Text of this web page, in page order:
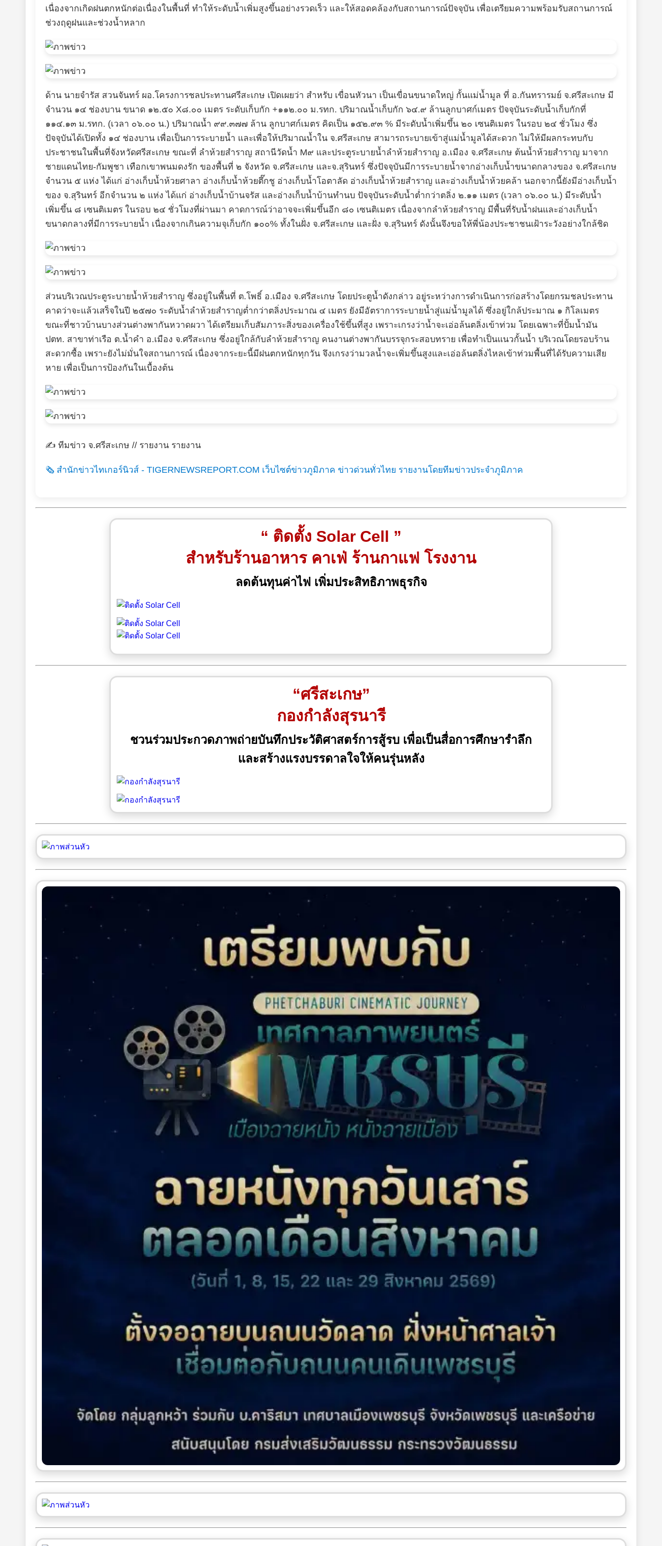
เนื่องจากเกิดฝนตกหนักต่อเนื่องในพื้นที่ ทำให้ระดับน้ำเพิ่มสูงขึ้นอย่างรวดเร็ว และให้สอดคล้องกับสถานการณ์ปัจจุบัน เพื่อเตรียมความพร้อมรับสถานการณ์
ช่วงฤดูฝนและช่วงน้ำหลาก
ด้าน นายจำรัส สวนจันทร์ ผอ.โครงการชลประทานศรีสะเกษ เปิดเผยว่า สำหรับ เขื่อนหัวนา เป็นเขื่อนขนาดใหญ่ กั้นแม่น้ำมูล ที่ อ.กันทรารมย์ จ.ศรีสะเกษ มี
จำนวน ๑๔ ช่องบาน ขนาด ๑๒.๕๐ X๘.๐๐ เมตร ระดับเก็บกัก +๑๑๒.๐๐ ม.รทก. ปริมาณน้ำเก็บกัก ๖๔.๙ ล้านลูกบาศก์เมตร ปัจจุบันระดับน้ำเก็บกักที่
๑๑๔.๑๓ ม.รทก. (เวลา ๐๖.๐๐ น.) ปริมาณน้ำ ๙๙.๓๗๗ ล้าน ลูกบาศก์เมตร คิดเป็น ๑๕๒.๙๓ % มีระดับน้ำเพิ่มขึ้น ๒๐ เซนติเมตร ในรอบ ๒๔ ชั่วโมง ซึ่ง
ปัจจุบันได้เปิดทั้ง ๑๔ ช่องบาน เพื่อเป็นการระบายน้ำ และเพื่อให้ปริมาณน้ำใน จ.ศรีสะเกษ สามารถระบายเข้าสู่แม่น้ำมูลได้สะดวก ไม่ให้มีผลกระทบกับ
ประชาชนในพื้นที่จังหวัดศรีสะเกษ ขณะที่ ลำห้วยสำราญ สถานีวัดน้ำ M๙ และประตูระบายน้ำลำห้วยสำราญ อ.เมือง จ.ศรีสะเกษ ต้นน้ำห้วยสำราญ มาจาก
ชายแดนไทย-กัมพูชา เทือกเขาพนมดงรัก ของพื้นที่ ๒ จังหวัด จ.ศรีสะเกษ และจ.สุรินทร์ ซึ่งปัจจุบันมีการระบายน้ำจากอ่างเก็บน้ำขนาดกลางของ จ.ศรีสะเกษ
จำนวน ๕ แห่ง ได้แก่ อ่างเก็บน้ำห้วยศาลา อ่างเก็บน้ำห้วยตึ๊กชู อ่างเก็บน้ำโอตาลัด อ่างเก็บน้ำห้วยสำราญ และอ่างเก็บน้ำห้วยคล้า นอกจากนี้ยังมีอ่างเก็บน้ำ
ของ จ.สุรินทร์ อีกจำนวน ๒ แห่ง ได้แก่ อ่างเก็บน้ำบ้านจรัส และอ่างเก็บน้ำบ้านทำนบ ปัจจุบันระดับน้ำต่ำกว่าตลิ่ง ๒.๑๑ เมตร (เวลา ๐๖.๐๐ น.) มีระดับน้ำ
เพิ่มขึ้น ๘ เซนติเมตร ในรอบ ๒๔ ชั่วโมงที่ผ่านมา คาดการณ์ว่าอาจจะเพิ่มขึ้นอีก ๘๐ เซนติเมตร เนื่องจากลำห้วยสำราญ มีพื้นที่รับน้ำฝนและอ่างเก็บน้ำ
ขนาดกลางที่มีการระบายน้ำ เนื่องจากเกินความจุเก็บกัก ๑๐๐% ทั้งในฝั่ง จ.ศรีสะเกษ และฝั่ง จ.สุรินทร์ ดังนั้นจึงขอให้พี่น้องประชาชนเฝ้าระวังอย่างใกล้ชิด
ส่วนบริเวณประตูระบายน้ำห้วยสำราญ ซึ่งอยู่ในพื้นที่ ต.โพธิ์ อ.เมือง จ.ศรีสะเกษ โดยประตูน้ำดังกล่าว อยู่ระหว่างการดำเนินการก่อสร้างโดยกรมชลประทาน
คาดว่าจะแล้วเสร็จในปี ๒๕๗๐ ระดับน้ำลำห้วยสำราญต่ำกว่าตลิ่งประมาณ ๔ เมตร ยังมีอัตราการระบายน้ำสู่แม่น้ำมูลได้ ซึ่งอยู่ใกล้ประมาณ ๑ กิโลเมตร
ขณะที่ชาวบ้านบางส่วนต่างพากันหวาดผวา ได้เตรียมเก็บสัมภาระสิ่งของเครื่องใช้ขึ้นที่สูง เพราะเกรงว่าน้ำจะเอ่อล้นตลิ่งเข้าท่วม โดยเฉพาะที่ปั้มน้ำมัน
ปตท. สาขาท่าเรือ ต.น้ำคำ อ.เมือง จ.ศรีสะเกษ ซึ่งอยู่ใกล้กับลำห้วยสำราญ คนงานต่างพากันบรรจุกระสอบทราย เพื่อทำเป็นแนวกั้นน้ำ บริเวณโดยรอบร้าน
สะดวกซื้อ เพราะยังไม่มั่นใจสถานการณ์ เนื่องจากระยะนี้มีฝนตกหนักทุกวัน จึงเกรงว่ามวลน้ำจะเพิ่มขึ้นสูงและเอ่อล้นตลิ่งไหลเข้าท่วมพื้นที่ได้รับความเสีย
หาย เพื่อเป็นการป้องกันในเบื้องต้น
✍️ ทีมข่าว จ.ศรีสะเกษ // รายงาน รายงาน
🗞️ สำนักข่าวไทเกอร์นิวส์ - TIGERNEWSREPORT.COM เว็บไซต์ข่าวภูมิภาค ข่าวด่วนทั่วไทย รายงานโดยทีมข่าวประจำภูมิภาค
“ ติดตั้ง Solar Cell ”
สำหรับร้านอาหาร คาเฟ่ ร้านกาแฟ โรงงาน
ลดต้นทุนค่าไฟ เพิ่มประสิทธิภาพธุรกิจ
“ศรีสะเกษ”
กองกำลังสุรนารี
ชวนร่วมประกวดภาพถ่ายบันทึกประวัติศาสตร์การสู้รบ เพื่อเป็นสื่อการศึกษารำลึก
และสร้างแรงบรรดาลใจให้คนรุ่นหลัง